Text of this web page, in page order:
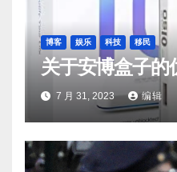
博客 娱乐 科技 移民
关于安博盒子的
7 月 31, 2023 编辑